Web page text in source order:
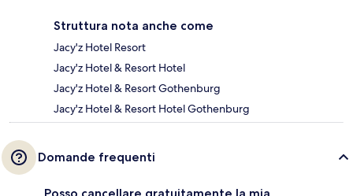
Struttura nota anche come
Jacy'z Hotel Resort
Jacy'z Hotel & Resort Hotel
Jacy'z Hotel & Resort Gothenburg
Jacy'z Hotel & Resort Hotel Gothenburg
Domande frequenti